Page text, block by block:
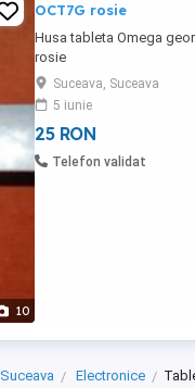
10
OCT7G rosie
Husa tableta Omega
rosie
Suceava, Suceava
5 iunie
25 RON
Telefon validat
Suceava Electronice